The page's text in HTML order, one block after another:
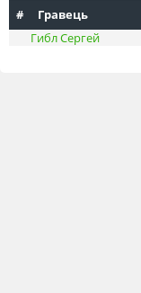
#
Гравець
Гибл Сергей